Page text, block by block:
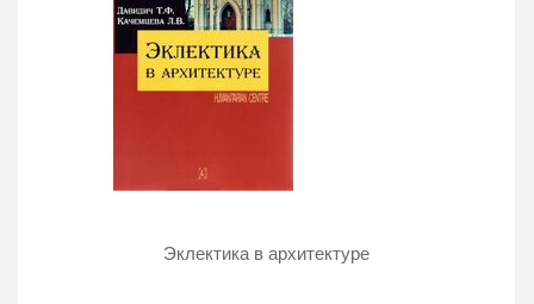
Эклектика в архитектуре